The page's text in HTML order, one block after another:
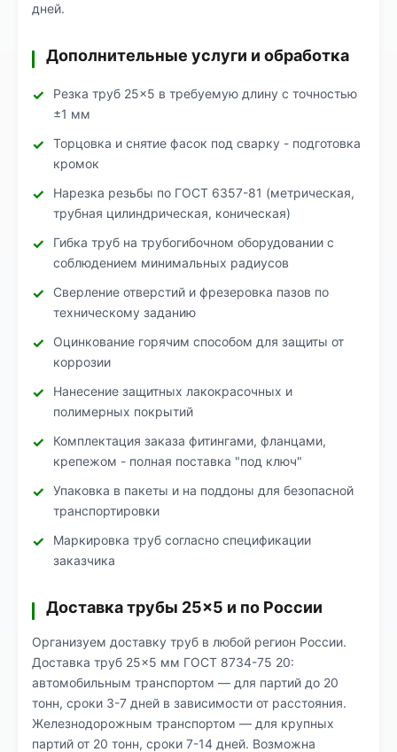
дней.
Дополнительные услуги и обработка
Резка труб 25×5 в требуемую длину с точностью
±1 мм
Торцовка и снятие фасок под сварку - подготовка
кромок
Нарезка резьбы по ГОСТ 6357-81 (метрическая,
трубная цилиндрическая, коническая)
Гибка труб на трубогибочном оборудовании с
соблюдением минимальных радиусов
Сверление отверстий и фрезеровка пазов по
техническому заданию
Оцинкование горячим способом для защиты от
коррозии
Нанесение защитных лакокрасочных и
полимерных покрытий
Комплектация заказа фитингами, фланцами,
крепежом - полная поставка "под ключ"
Упаковка в пакеты и на поддоны для безопасной
транспортировки
Маркировка труб согласно спецификации
заказчика
Доставка трубы 25×5 и по России
Организуем доставку труб в любой регион России.
Доставка труб 25×5 мм ГОСТ 8734-75 20:
автомобильным транспортом — для партий до 20
тонн, сроки 3-7 дней в зависимости от расстояния.
Железнодорожным транспортом — для крупных
партий от 20 тонн, сроки 7-14 дней. Возможна